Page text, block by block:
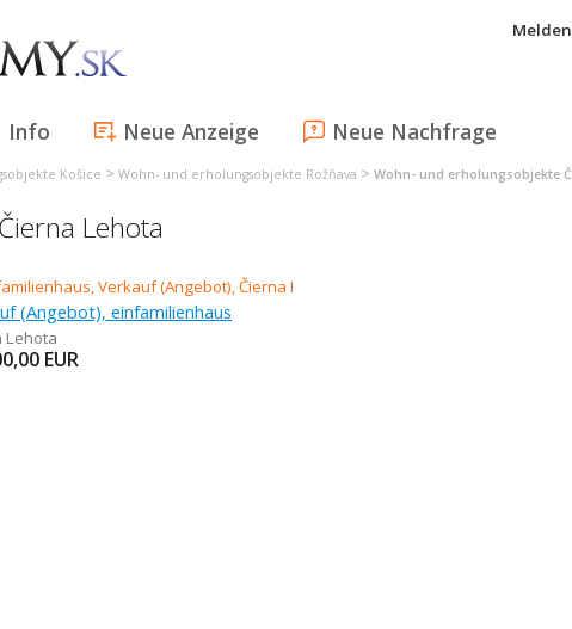
Info Neue Anzeige Neue Nachfrage
Košice > Wohn- und erholungsobjekte Rožňava > Wohn- und erholungsobjekte
Lehota
(Angebot), einfamilienhaus
Lehota
EUR